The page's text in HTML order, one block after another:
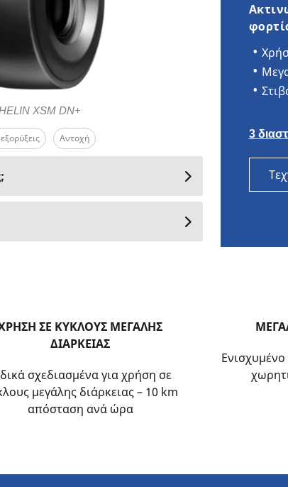
XSM DN+
Αντοχή 3
ΣΕ ΚΥΚΛΟΥΣ ΜΕΓΑΛΗΣ
ΔΙΑΡΚΕΙΑΣ
σχεδιασμένα για χρήση σε
μεγάλης διάρκειας – 10 km
απόσταση ανά ώρα